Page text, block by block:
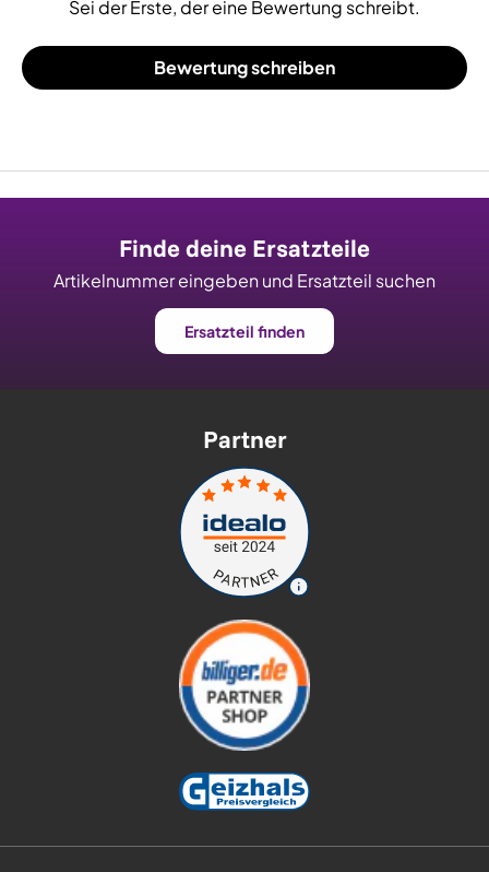
Sei der Erste, der eine Bewertung schreibt.
Bewertung schreiben
Finde deine Ersatzteile
Artikelnummer eingeben und Ersatzteil suchen
Ersatzteil finden
Partner